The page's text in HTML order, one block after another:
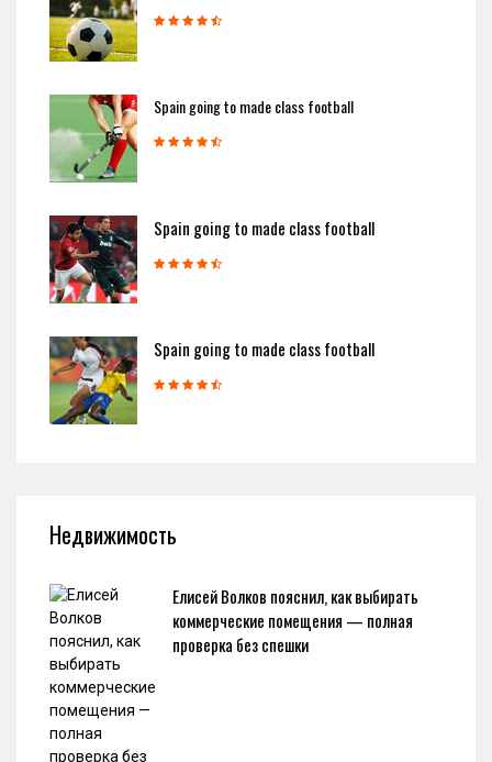
Spain going to made class football
Spain going to made class football
Spain going to made class football
Недвижимость
Елисей Волков пояснил, как выбирать
коммерческие помещения — полная
проверка без спешки